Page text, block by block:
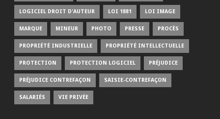
LOGICIEL DROIT D'AUTEUR LOI 1881 LOI IMAGE
MARQUE MINEUR PHOTO PRESSE PROCÈS
PROPRIÉTÉ INDUSTRIELLE PROPRIÉTÉ INTELLECTUELLE
PROTECTION PROTECTION LOGICIEL PRÉJUDICE
PRÉJUDICE CONTREFAÇON SAISIE-CONTREFAÇON
SALARIÉS VIE PRIVÉE